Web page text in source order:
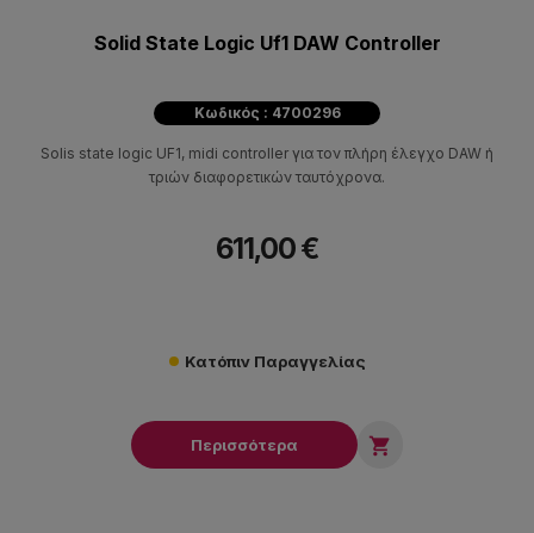
Solid State Logic Uf1 DAW Controller
Κωδικός : 4700296
Solis state logic UF1, midi controller για τον πλήρη έλεγχο DAW ή
τριών διαφορετικών ταυτόχρονα.
611,00 €
Κατόπιν Παραγγελίας
Περισσότερα 